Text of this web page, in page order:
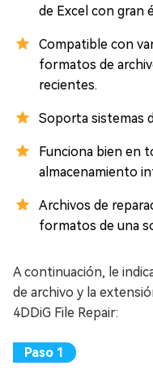
de Excel con gran
Compatible con
formatos de
recientes.
Soporta sistemas
Funciona bien en
almacenamiento
Archivos de
formatos de una
A continuación, le
de archivo y la
4DDiG File Repair: